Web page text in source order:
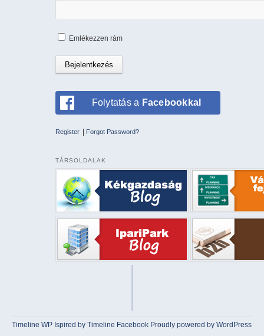
Emlékezzen rám
Folytatás a Facebookkal
Register Forgot Password?
TÁRSOLDALAK
Timeline WP Ispired byTimeline Facebook Proudly powered by WordPress